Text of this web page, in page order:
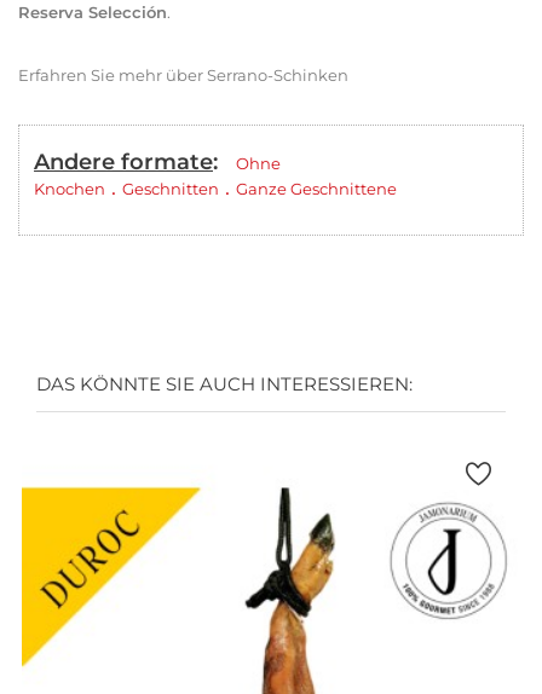
Reserva Selección.
Erfahren Sie mehr über Serrano-Schinken
Andere formate:
Ohne
Knochen . Geschnitten . Ganze Geschnittene
DAS KÖNNTE SIE AUCH INTERESSIEREN: